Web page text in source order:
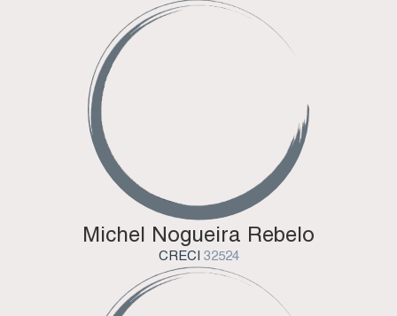
Michel Nogueira Rebelo
CRECI 32524